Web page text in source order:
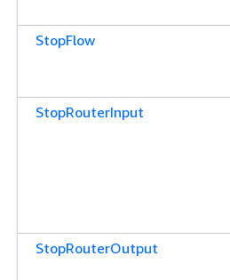
StopFlow
StopRouterInput
StopRouterOutput